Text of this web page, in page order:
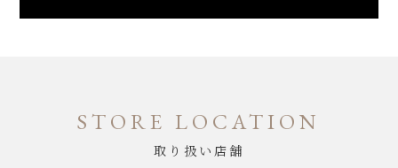
STORE LOCATION
取り扱い店舗